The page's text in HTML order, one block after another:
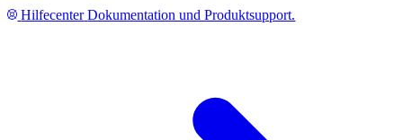
Hilfecenter Dokumentation und Produktsupport.